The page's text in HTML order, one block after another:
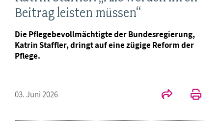
Beitrag leisten müssen“
Die Pflegebevollmächtigte der Bundesregierung,
Katrin Staffler, dringt auf eine zügige Reform der
Pflege.
03. Juni 2026